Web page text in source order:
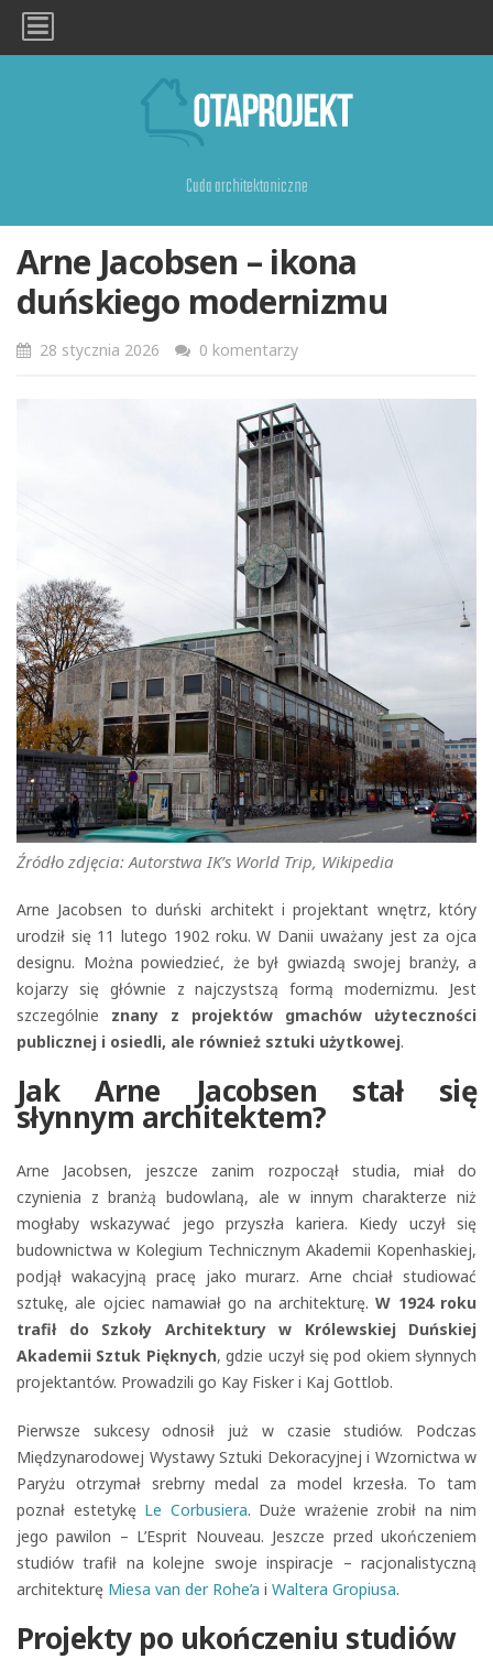
Cuda architektoniczne
Arne Jacobsen – ikona
duńskiego modernizmu
28 stycznia 2026 0 komentarzy
Źródło zdjęcia: Autorstwa IK’s World Trip, Wikipedia
Arne Jacobsen to duński architekt i projektant wnętrz, który
urodził się 11 lutego 1902 roku. W Danii uważany jest za ojca
designu. Można powiedzieć, że był gwiazdą swojej branży, a
kojarzy się głównie z najczystszą formą modernizmu. Jest
szczególnie znany z projektów gmachów użyteczności
publicznej i osiedli, ale również sztuki użytkowej.
Jak Arne Jacobsen stał się
słynnym architektem?
Arne Jacobsen, jeszcze zanim rozpoczął studia, miał do
czynienia z branżą budowlaną, ale w innym charakterze niż
mogłaby wskazywać jego przyszła kariera. Kiedy uczył się
budownictwa w Kolegium Technicznym Akademii Kopenhaskiej,
podjął wakacyjną pracę jako murarz. Arne chciał studiować
sztukę, ale ojciec namawiał go na architekturę.W 1924 roku
trafił do Szkoły Architektury w Królewskiej Duńskiej
Akademii Sztuk Pięknych, gdzie uczył się pod okiem słynnych
projektantów. Prowadzili go Kay Fisker i Kaj Gottlob.
Pierwsze sukcesy odnosił już w czasie studiów. Podczas
Międzynarodowej Wystawy Sztuki Dekoracyjnej i Wzornictwa w
Paryżu otrzymał srebrny medal za model krzesła. To tam
poznał estetykę Le Corbusiera. Duże wrażenie zrobił na nim
jego pawilon – L’Esprit Nouveau. Jeszcze przed ukończeniem
studiów trafił na kolejne swoje inspiracje – racjonalistyczną
architekturę Miesa van der Rohe’a i Waltera Gropiusa.
Projekty po ukończeniu studiów